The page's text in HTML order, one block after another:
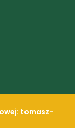
tomasz-